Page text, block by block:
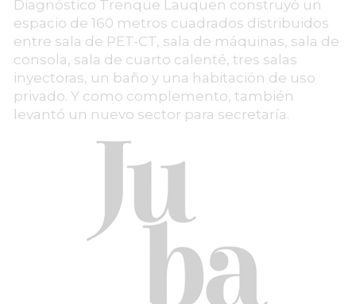
Diagnóstico Trenque Lauquen construyó un
espacio de 160 metros cuadrados distribuidos
entre sala de PET-CT, sala de máquinas, sala de
consola, sala de cuarto calenté, tres salas
inyectoras, un baño y una habitación de uso
privado. Y como complemento, también
levantó un nuevo sector para secretaría.